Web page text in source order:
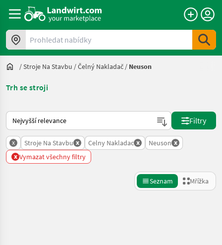
Prohledat nabídky
/Stroje Na Stavbu /Čelný Nakladač / Neuson
Trh se stroji
Takto se řadí nabídky na Landwirt.com
Filtry
x Stroje Na Stavbu x Celny Nakladac x Neuson x
x Vymazat všechny filtry
Seznam Mřížka